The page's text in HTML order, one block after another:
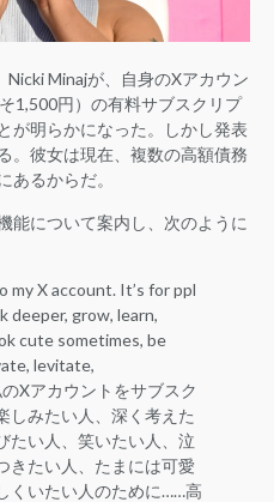
Minajが、自身のXアカウン
1,500円）の有料サブスクリプ
が明らかになった。しかし発表
。彼女は現在、複数の高額債務
あるからだ。
能について案内し、次のように
my X account. It’s for ppl
deeper, grow, learn,
cute sometimes, be
levitate,
Xアカウントをサブスク
しみたい人、深く考えた
たい人、笑いたい人、泣
きたい人、たまには可愛
くいたい人のために……高